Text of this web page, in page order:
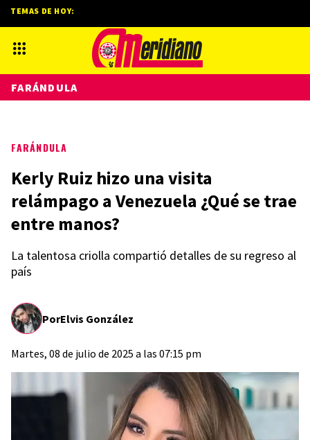
FARÁNDULA
Kerly Ruiz hizo una visita
relámpago a Venezuela ¿Qué se trae
entre manos?
La talentosa criolla compartió detalles de su regreso al
país
PorElvis González
Martes, 08 de julio de 2025 a las 07:15 pm
TEMAS DE HOY:
FARÁNDULA